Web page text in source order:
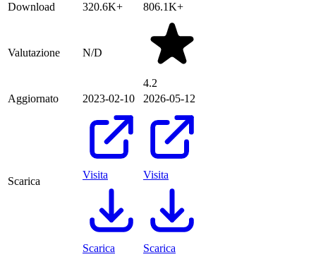
Download 320.6K+ 806.1K+
Valutazione N/D
4.2
Aggiornato
2023-02-10 2026-05-12
Scarica
Visita
Scarica
Visita
Scarica